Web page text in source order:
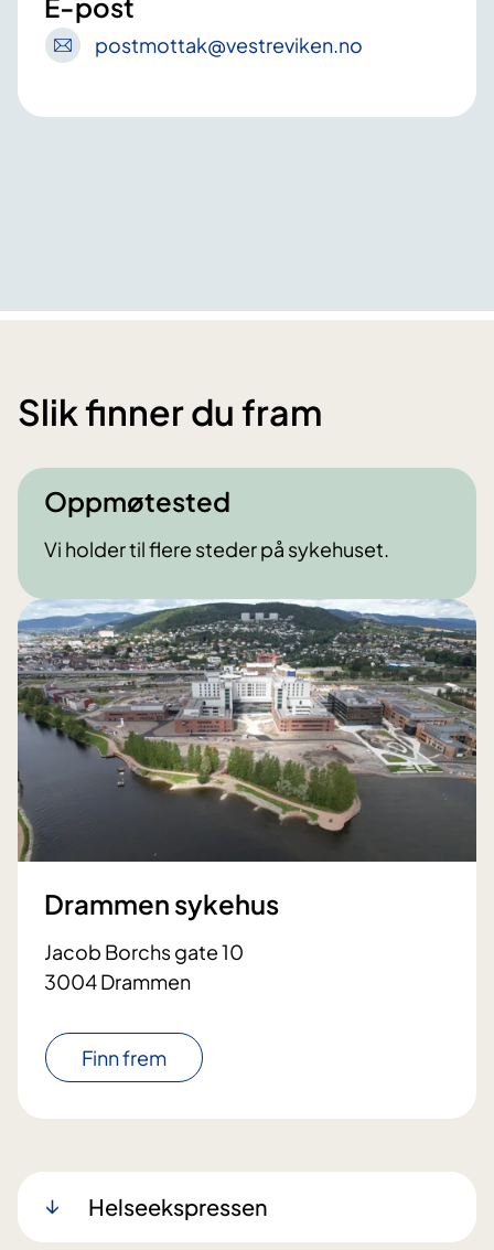
postmottak@vestreviken.no
Slik finner du fram
Oppmøtested
Vi holder til flere steder på sykehuset.
Drammen sykehus
Jacob Borchs gate 10
3004 Drammen
Finn frem
Helseekspressen